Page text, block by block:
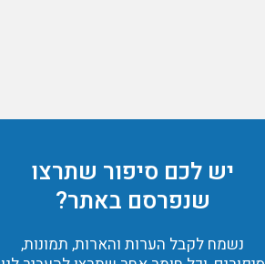
יש לכם סיפור שתרצו
שנפרסם באתר?
נשמח לקבל הערות והארות, תמונות,